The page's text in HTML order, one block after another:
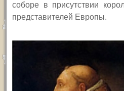
соборе в присутствии
представителей Европы.